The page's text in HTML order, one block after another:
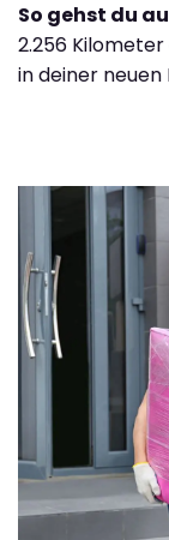
So gehst du
2.256
in deiner neuen